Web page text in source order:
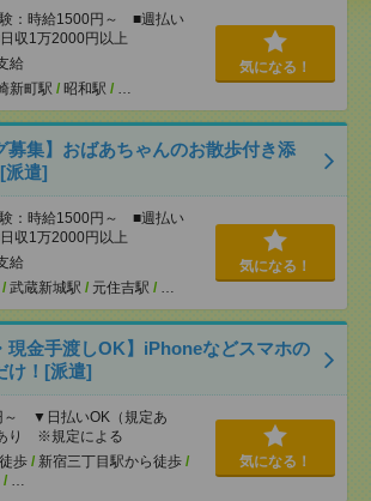
：時給1500円～ ■週払い
1万2000円以上
給
新町駅 / 昭和駅 / …
気になる！
募集】おばあちゃんのお散歩付き添
派遣]
：時給1500円～ ■週払い
1万2000円以上
給
/ 武蔵新城駅 / 元住吉駅 / …
気になる！
現金手渡しOK】iPhoneなどスマホの
け！[派遣]
～ ▼日払いOK（規定あ
り ※規定による
歩 / 新宿三丁目駅から徒歩 /
/ …
気になる！